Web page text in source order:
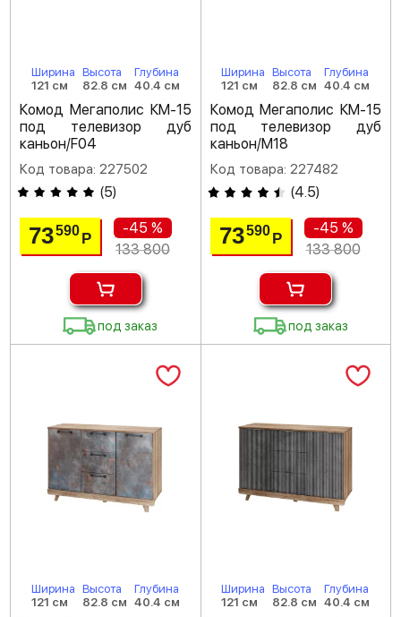
Ширина
121 см
Высота
82.8 см
Глубина
40.4 см
Комод Мегаполис КМ-15
под телевизор дуб
каньон/F04
Код товара: 227502
(5)
73590 Р
-45 %
133 800
под заказ
Ширина
121 см
Высота
82.8 см
Глубина
40.4 см
Комод Мегаполис КМ-15
под телевизор дуб
каньон/M18
Код товара: 227482
(4.5)
73590 Р
-45 %
133 800
под заказ
Ширина
121 см
Высота
82.8 см
Глубина
40.4 см
Ширина
121 см
Высота
82.8 см
Глубина
40.4 см